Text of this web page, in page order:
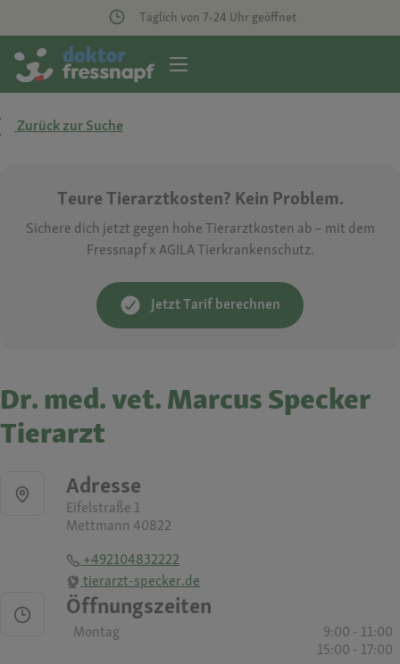
Täglich von 7-24 Uhr geöffnet
Zurück zur Suche
Teure Tierarztkosten? Kein Problem.
Sichere dich jetzt gegen hohe Tierarztkosten ab – mit dem
Fressnapf x AGILA Tierkrankenschutz.
Jetzt Tarif berechnen
Dr. med. vet. Marcus Specker
Tierarzt
Adresse
Eifelstraße 1
Mettmann 40822
+492104832222
tierarzt-specker.de
Öffnungszeiten
Montag
9:00 - 11:00
15:00 - 17:00